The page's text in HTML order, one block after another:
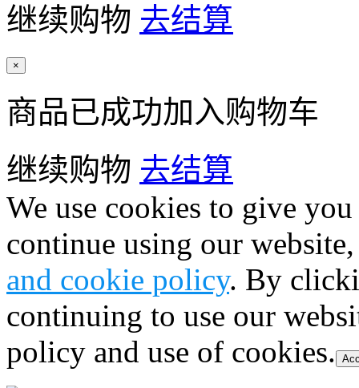
继续购物 去结算
×
商品已成功加入购物车
继续购物 去结算
We use cookies to give
continue using our
and cookie policy. By
continuing to use our
policy and use of cookies.